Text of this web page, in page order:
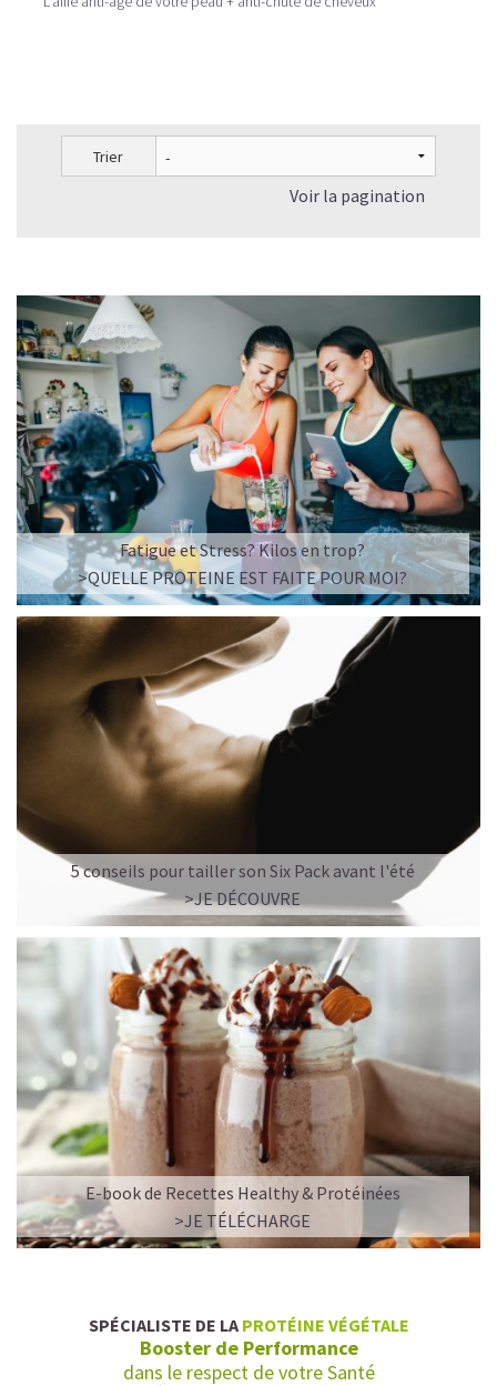
Trier
Voir la pagination
Fatigue et Stress? Kilos en trop?
>QUELLE PROTEINE EST FAITE POUR MOI?
5 conseils pour tailler son Six Pack avant l'été
>JE DÉCOUVRE
E-book de Recettes Healthy & Protéinées
>JE TÉLÉCHARGE
SPÉCIALISTE DE LA PROTÉINE VÉGÉTALE
Booster de Performance
dans le respect de votre Santé